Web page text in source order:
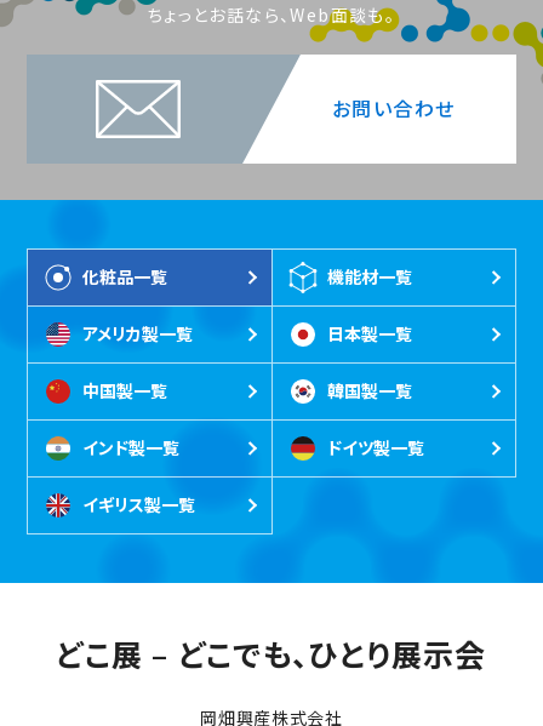
ちょっとお話なら、Web面談も。
お問い合わせ
化粧品一覧 機能材一覧
アメリカ製一覧 日本製一覧
中国製一覧 韓国製一覧
インド製一覧 ドイツ製一覧
イギリス製一覧
どこ展 – どこでも、ひとり展示会
岡畑興産株式会社